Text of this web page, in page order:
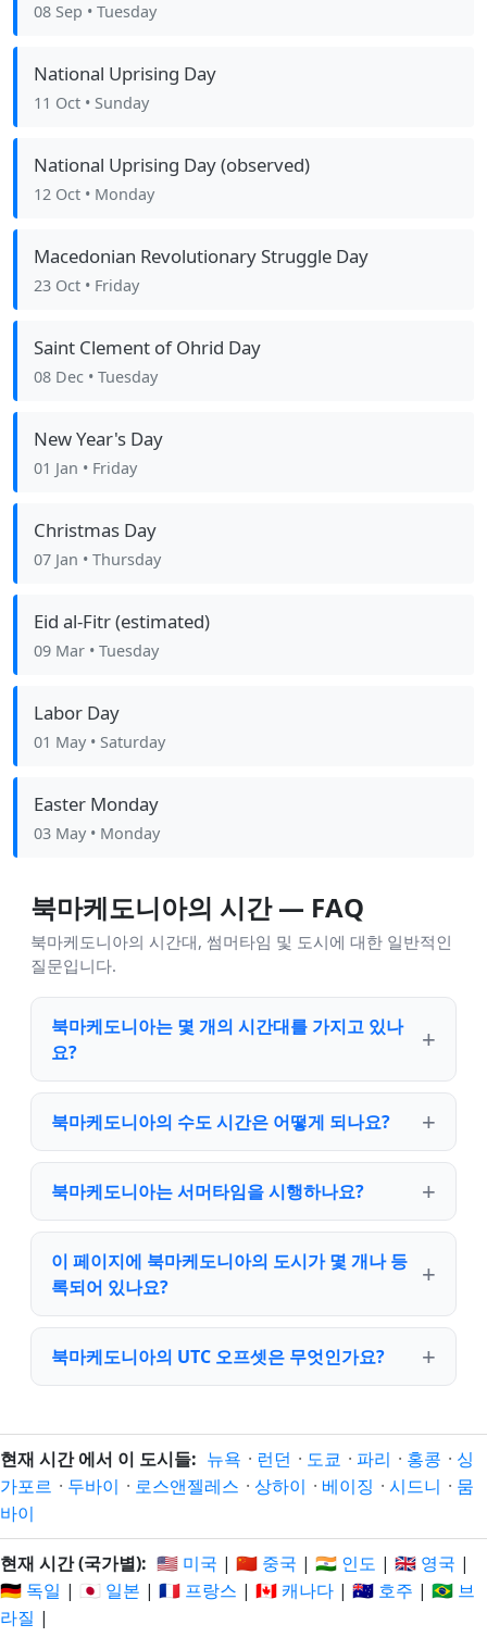
08 Sep • Tuesday
National Uprising Day
11 Oct • Sunday
National Uprising Day (observed)
12 Oct • Monday
Macedonian Revolutionary Struggle Day
23 Oct • Friday
Saint Clement of Ohrid Day
08 Dec • Tuesday
New Year's Day
01 Jan • Friday
Christmas Day
07 Jan • Thursday
Eid al-Fitr (estimated)
09 Mar • Tuesday
Labor Day
01 May • Saturday
Easter Monday
03 May • Monday
북마케도니아의 시간 — FAQ
북마케도니아의 시간대, 썸머타임 및 도시에 대한 일반적인
질문입니다.
북마케도니아는 몇 개의 시간대를 가지고 있나
요?
북마케도니아의 수도 시간은 어떻게 되나요?
북마케도니아는 서머타임을 시행하나요?
이 페이지에 북마케도니아의 도시가 몇 개나 등
록되어 있나요?
북마케도니아의 UTC 오프셋은 무엇인가요?
현재 시간 에서 이 도시들: 뉴욕 · 런던 · 도쿄 · 파리 · 홍콩 · 싱
가포르 · 두바이 · 로스앤젤레스 · 상하이 · 베이징 · 시드니 · 뭄
바이
현재 시간 (국가별): 🇺🇸 미국 | 🇨🇳 중국 | 🇮🇳 인도 | 🇬🇧 영국 |
🇩🇪 독일 | 🇯🇵 일본 | 🇫🇷 프랑스 | 🇨🇦 캐나다 | 🇦🇺 호주 | 🇧🇷 브
라질 |